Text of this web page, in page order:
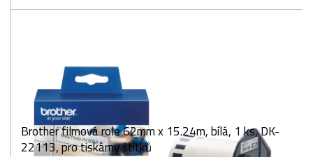
Brother filmová role 62mm x 15.24m, bílá, 1 ks, DK-
22113, pro tiskárny štítků